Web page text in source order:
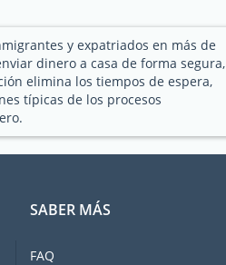
y expatriados en más de
dinero a casa de forma segura,
elimina los tiempos de espera,
típicas de los procesos
SABER MÁS
FAQ